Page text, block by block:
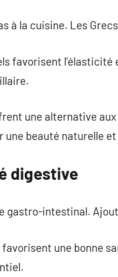
à la cuisine. Les
favorisent l’élasticité
une alternative
une beauté naturelle
digestive
gastro-intestinal.
une bonne